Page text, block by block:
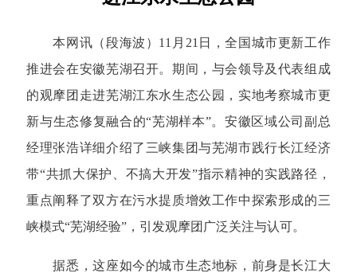
本网讯（段海波 ）11月21日，全国城市更新工作
推进会在安徽芜湖召开。期间，与会领导及代表组成
的观摩团走进芜湖江东水生态公园，实地考察城市更
新与生态修复融合的“芜湖样本”。安徽区域公司副总
经理张浩详细介绍了三峡集团与芜湖市践行长江经济
带“共抓大保护、不搞大开发”指示精神的实践路径，
重点阐释了双方在污水提质增效工作中探索形成的三
峡模式“芜湖经验”，引发观摩团广泛关注与认可。
据悉，这座如今的城市生态地标，前身是长江大